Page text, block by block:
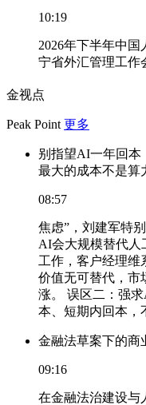
10:19
2026年下半年中
宁省外汇管理工作
金视点
Peak Point 更多
别指望AI一年回本
最大的成本不是算
08:57
焦虑”，刘建军特
AI会大规模替代人
工作，客户经理维
价值无可替代，市
涨。 误区二：强
本、短期内回本，
金融法草案下的商
09:16
在金融法治建设与